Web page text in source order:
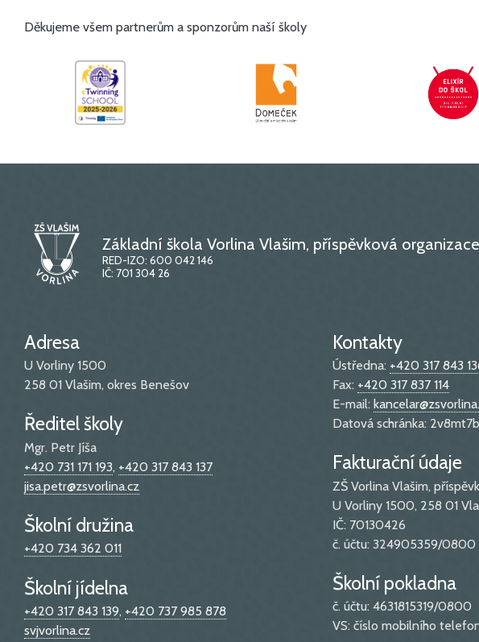
Děkujeme všem partnerům a sponzorům naší školy
Základní škola Vorlina Vlašim, příspěvková organizace
RED-IZO: 600 042 146
IČ: 701 304 26
Adresa
U Vorliny 1500
258 01 Vlašim, okres Benešov
Ředitel školy
Mgr. Petr Jíša
+420 731 171 193, +420 317 843 137
jisa.petr@zsvorlina.cz
Školní družina
+420 734 362 011
Školní jídelna
+420 317 843 139, +420 737 985 878
svjvorlina.cz
Kontakty
Ústředna: +420 317 843
Fax: +420 317 837 114
E-mail:
Datová schránka: 2v8mt7b
Fakturační údaje
ZŠ Vorlina Vlašim,
U Vorliny 1500, 258 01
IČ: 70130426
č. účtu: 324905359/0800
Školní pokladna
č. účtu: 4631815319/0800
VS: číslo mobilního